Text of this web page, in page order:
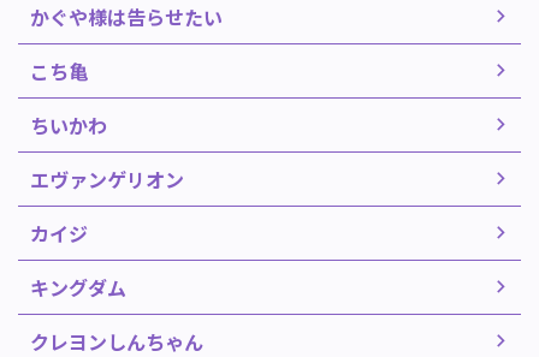
かぐや様は告らせたい
こち亀
ちいかわ
エヴァンゲリオン
カイジ
キングダム
クレヨンしんちゃん